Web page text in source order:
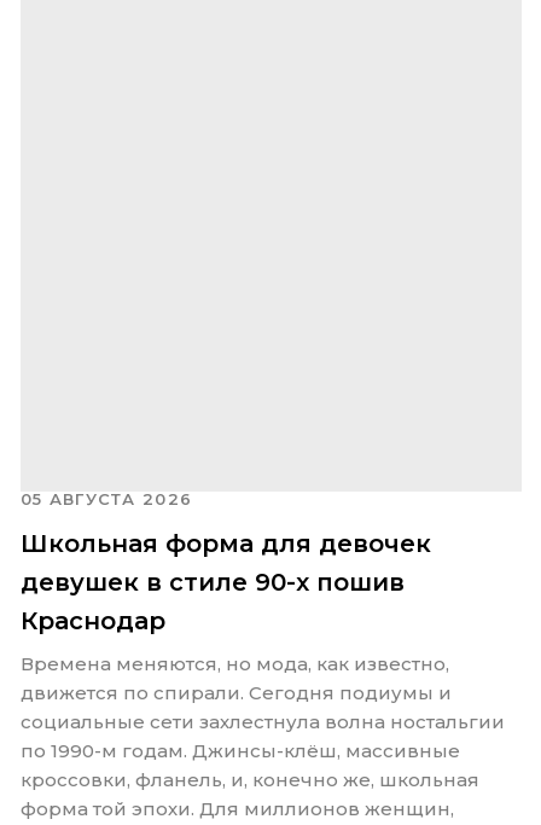
05 АВГУСТА 2026
Школьная форма для девочек
девушек в стиле 90-х пошив
Краснодар
Времена меняются, но мода, как известно,
движется по спирали. Сегодня подиумы и
социальные сети захлестнула волна ностальгии
по 1990-м годам. Джинсы-клёш, массивные
кроссовки, фланель, и, конечно же, школьная
форма той эпохи. Для миллионов женщин,